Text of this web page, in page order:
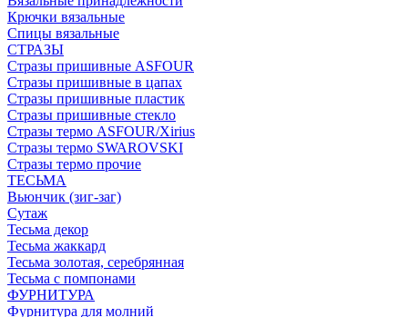
Крючки вязальные
Спицы вязальные
СТРАЗЫ
Стразы пришивные ASFOUR
Стразы пришивные в цапах
Стразы пришивные пластик
Стразы пришивные стекло
Стразы термо ASFOUR/Xirius
Стразы термо SWAROVSKI
Стразы термо прочие
ТЕСЬМА
Вьюнчик (зиг-заг)
Сутаж
Тесьма декор
Тесьма жаккард
Тесьма золотая, серебрянная
Тесьма с помпонами
ФУРНИТУРА
Фурнитура для молний